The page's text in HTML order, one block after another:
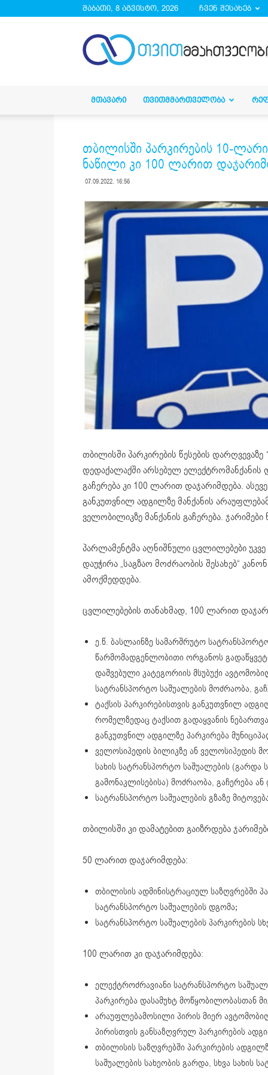
შაბათი, 8 აგვისტო, 2026 ჩვენ შესახებ
ᲛᲗᲐᲕᲐᲠᲘ ᲗᲕᲘᲗᲛᲛᲐᲠᲗᲕᲔᲚᲝᲑᲐ
თბილისში პარკირების 10-
ნაწილი კი 100 ლარით
07.09.2022. 16:56
თბილისში პარკირების წესების
დედაქალაქში არსებულ ელექტრომანქანის
გაჩერება კი 100 ლარით დაჯარიმდება.
განკუთვნილ ადგილზე მანქანის
ველობილიკზე მანქანის გაჩერება.
პარლამენტმა აღნიშნული ცვლილებები უკვე
დაუჭირა „საგზაო მოძრაობის შესახებ“
ამოქმედდება.
ცვლილებების თანახმად, 100 ლარით
ე.წ. ბასლაინზე სამარშრუტო
წარმომადგენლობითი ორგანოს
დაშვებული კატეგორიის მსუბუქი
სატრანსპორტო საშუალების მოძრაობა,
ტაქსის პარკირებისთვის განკუთვნილ
რომელზედაც ტაქსით გადაყვანის
განკუთვნილ ადგილზე პარკირება
ველოსიპედის ბილიკზე ან ველოსიპედის
სახის სატრანსპორტო საშუალების
გამონაკლისებისა) მოძრაობა, გაჩერება
სატრანსპორტო საშუალების გზაზე
თბილისში კი დამატებით გაიზრდება
50 ლარით დაჯარიმდება:
თბილისის ადმინისტრაციულ საზღვრებში
სატრანსპორტო საშუალების დგომა;
სატრანსპორტო საშუალების პარკირების
100 ლარით კი დაჯარიმდება:
ელექტროძრავიანი სატრანსპორტო
პარკირება დასამუხტ მოწყობილობასთან
არაუფლებამოსილი პირის მიერ
პირისთვის განსაზღვრულ პარკირების
თბილისის საზღვრებში პარკირების
საშუალების სახეობის გარდა, სხვა სახის